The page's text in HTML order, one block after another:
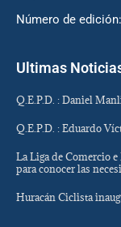
Número de
Ultimas
Q.E.P.D. : Daniel
Q.E.P.D. : Eduardo
La Liga de Comercio
para conocer las
Huracán Ciclista